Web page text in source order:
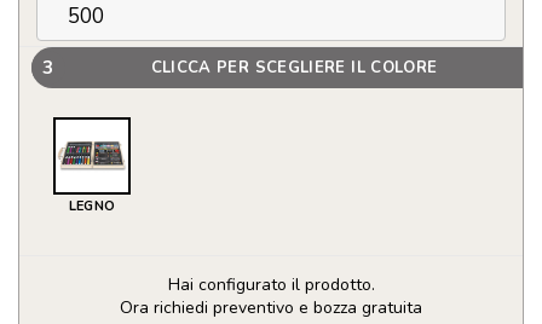
3 CLICCA PER SCEGLIERE IL COLORE
LEGNO
Hai configurato il prodotto.
Ora richiedi preventivo e bozza gratuita